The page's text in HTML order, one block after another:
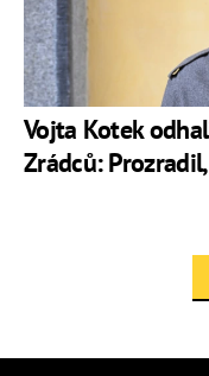
Vojta Kotek
Zrádců: